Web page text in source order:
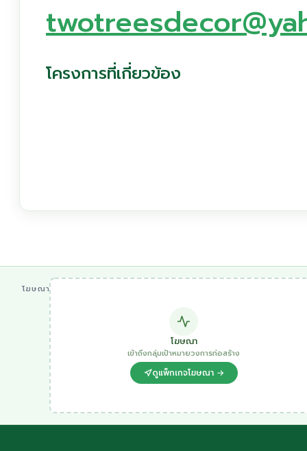
โครงการที่เกี่ยวข้อง
โฆษณา
โฆษณา
เข้าถึงกลุ่มเป้าหมายวงการก่อสร้าง
ดูแพ็กเกจโฆษณา →